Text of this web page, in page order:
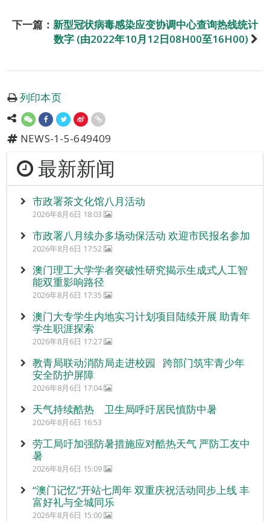
下一篇： 新型冠状病毒感染应变协调中心查询热线统计
数字 (由2022年10月12日08H00至16H00)
列印本页
NEWS-1-5-649409
最新新闻
市政署茶文化馆八月活动
2026年8月6日 18:03
市政署八月续办多场动保活动 欢迎市民报名参加
2026年8月6日 17:52
澳门理工大学学者突破性研究揭示生成式人工智
能双重影响路径
2026年8月6日 17:35
澳门大专学生内地实习计划项目陆续开展 助青年
学生职涯探索
2026年8月6日 17:27
教青局联动消防局走进校园 跨部门筑牢青少年
安全防护屏障
2026年8月6日 17:04
天气持续酷热 卫生局呼吁居民慎防中暑
2026年8月6日 16:53
劳工局吁加强防暑措施应对酷热天气 严防工友中
暑
2026年8月6日 15:09
“澳门记忆”开站七周年 双重庆祝活动同步上线 丰
富好礼与全城同乐
2026年8月6日 15:00